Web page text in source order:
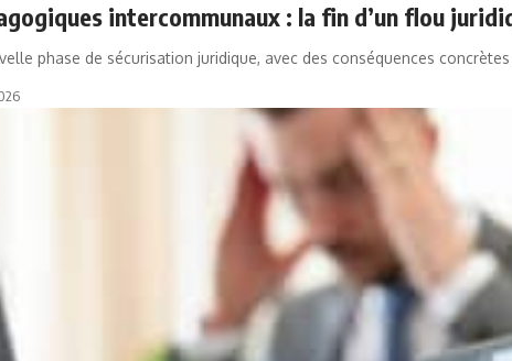
intercommunaux : la fin d’un flou
phase de sécurisation juridique, avec des conséquences